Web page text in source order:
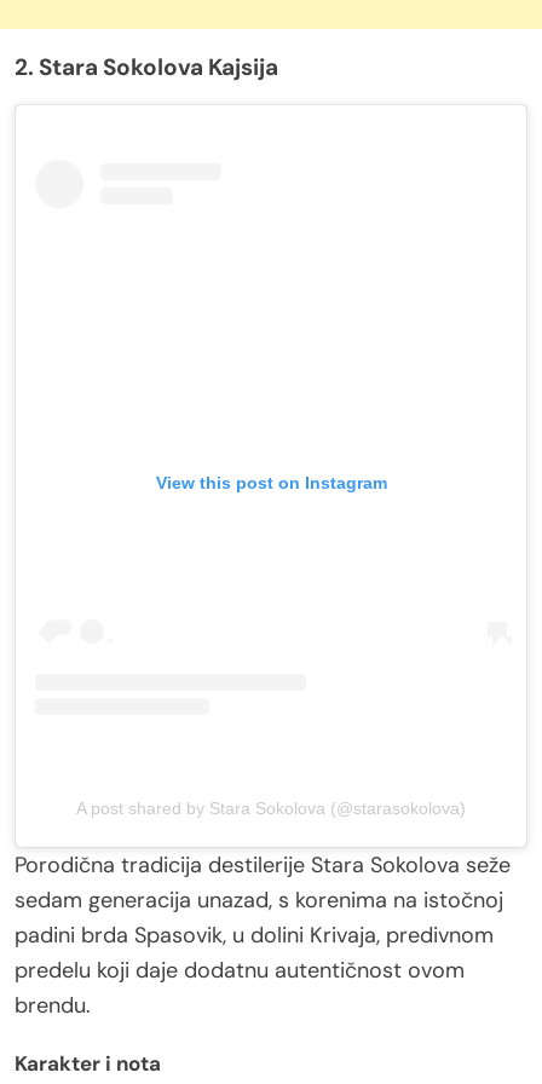
2. Stara Sokolova Kajsija
View this post on Instagram
A post shared by Stara Sokolova (@starasokolova)
Porodična tradicija destilerije Stara Sokolova seže
sedam generacija unazad, s korenima na istočnoj
padini brda Spasovik, u dolini Krivaja, predivnom
predelu koji daje dodatnu autentičnost ovom
brendu.
Karakter i nota